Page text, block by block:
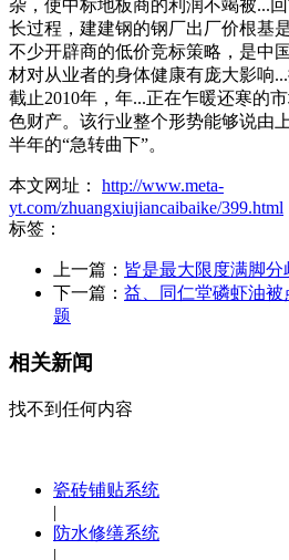
杂，使中标地板商的利润不竭被...
长过程，建建钢的钢厂出厂价根基
不少开辟商的低价竞标策略，是中
材对从业者的身体健康有庞大影响
截止2010年，年...正在乍暖还寒的
色财产。该行业整个形势能够说由
半年的“急转曲下”。
本文网址： http://www.meta-
yt.com/zhuangxiujiancaibaike/399.html
标签：
上一篇： 皆是最大限度满脚分
下一篇： 益、同仁堂磷虾油
题
相关新闻
找不到任何内容
瓷砖铺贴系统
|
防水修缮系统
|